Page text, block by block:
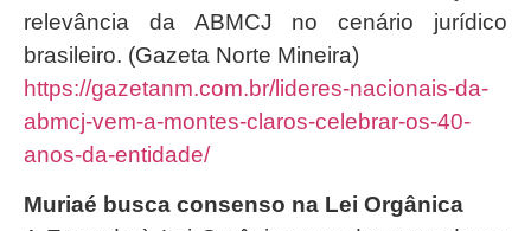
relevância da ABMCJ no cenário jurídico
brasileiro. (Gazeta Norte Mineira)
https://gazetanm.com.br/lideres-nacionais-da-
abmcj-vem-a-montes-claros-celebrar-os-40-
anos-da-entidade/
Muriaé busca consenso na Lei Orgânica